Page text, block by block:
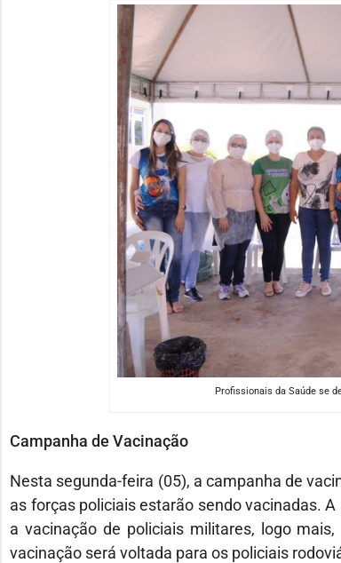
Profissionais da Saúde se
Campanha de Vacinação
Nesta segunda-feira (05), a campanha de
as forças policiais estarão sendo vacinadas.
a vacinação de policiais militares, logo
vacinação será voltada para os policiais